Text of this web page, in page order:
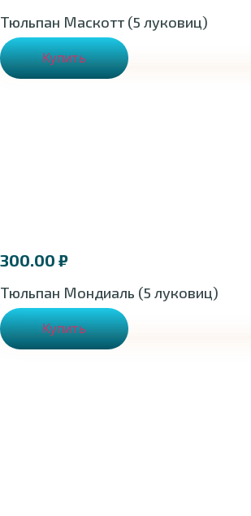
Тюльпан Маскотт (5 луковиц)
Купить
300.00 ₽
Тюльпан Мондиаль (5 луковиц)
Купить